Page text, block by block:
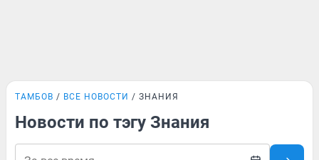
ТАМБОВ ВСЕ НОВОСТИ ЗНАНИЯ
Новости по тэгу Знания